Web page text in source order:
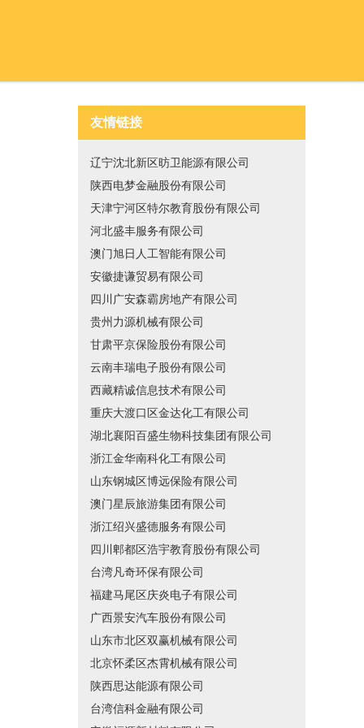
友情链接
辽宁沈北新区昉卫能源有限公司
陕西电梦金融股份有限公司
天津宁河区特尔教育股份有限公司
河北盛丰服务有限公司
澳门旭日人工智能有限公司
安徽捷谦贸易有限公司
四川广安森霸房地产有限公司
贵州力源机械有限公司
甘肃平京保险股份有限公司
云南丰瑞电子股份有限公司
西藏精诚信息技术有限公司
重庆大渡口区金达化工有限公司
湖北襄阳百盛生物科技集团有限公司
浙江金华南科化工有限公司
山东钢城区博远保险有限公司
澳门星辰旅游集团有限公司
浙江绍兴盛德服务有限公司
四川郫都区浩宇教育股份有限公司
台湾凡奇环保有限公司
福建马尾区庆炎电子有限公司
广西景安汽车股份有限公司
山东市北区双赢机械有限公司
北京怀柔区杰霄机械有限公司
陕西思达能源有限公司
台湾信科金融有限公司